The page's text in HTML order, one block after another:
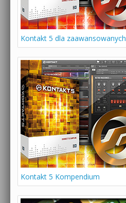
Kontakt 5 dla zaawansowanych
Kontakt 5 Kompendium